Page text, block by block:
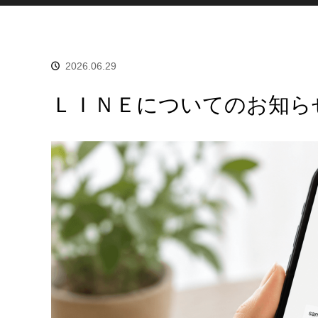
2026.06.29
ＬＩＮＥについてのお知ら